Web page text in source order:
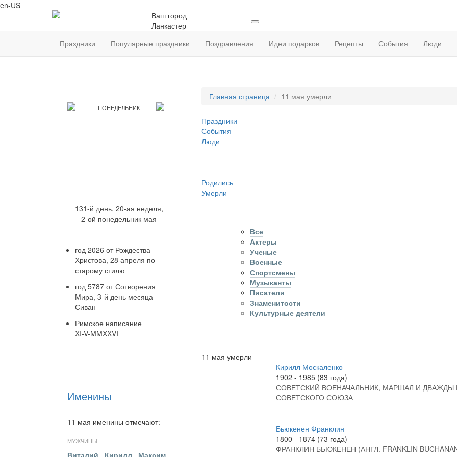
en-US
Ваш город
Ланкастер
Праздники
Популярные праздники Поздравления Идеи подарков Рецепты События Люди
ПОНЕДЕЛЬНИК
131-й день, 20-ая неделя,
2-ой понедельник мая
год 2026 от Рождества
Христова, 28 апреля по
старому стилю
год 5787 от Сотворения
Мира, 3-й день месяца
Сиван
Римское написание
XI-V-MMXXVI
Именины
11 мая именины отмечают:
МУЖЧИНЫ
Виталий , Кирилл , Максим
Главная страница 11 мая умерли
Праздники
События
Люди
Родились
Умерли
Все
Актеры
Ученые
Военные
Спортсмены
Музыканты
Писатели
Знаменитости
Культурные деятели
11 мая умерли
Кирилл Москаленко
1902 - 1985 (83 года)
СОВЕТСКИЙ ВОЕНАЧАЛЬНИК, МАРШАЛ И ДВАЖДЫ
СОВЕТСКОГО СОЮЗА
Бьюкенен Франклин
1800 - 1874 (73 года)
ФРАНКЛИН БЬЮКЕНЕН (АНГЛ. FRANKLIN